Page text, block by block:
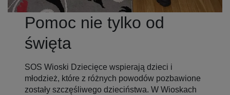
Pomoc nie tylko od
święta
SOS Wioski Dziecięce wspierają dzieci i
młodzież, które z różnych powodów pozbawione
zostały szczęśliwego dzieciństwa. W Wioskach